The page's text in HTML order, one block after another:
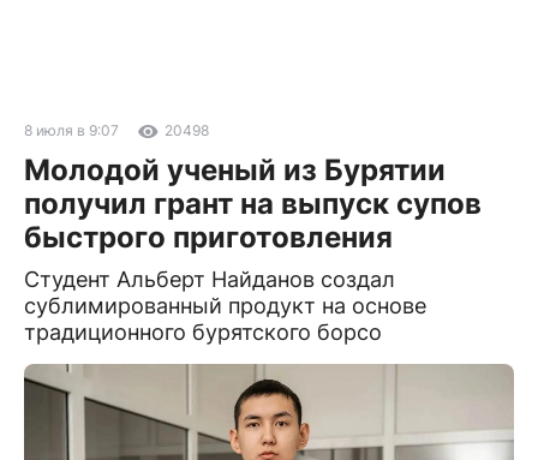
8 июля в 9:07 20498
Молодой ученый из Бурятии
получил грант на выпуск супов
быстрого приготовления
Студент Альберт Найданов создал
сублимированный продукт на основе
традиционного бурятского борсо